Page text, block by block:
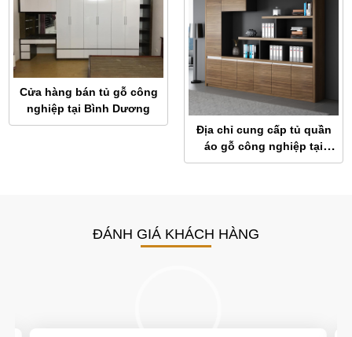
Cửa hàng bán tủ gỗ công
nghiệp tại Bình Dương
Địa chỉ cung cấp tủ quần
áo gỗ công nghiệp tại
Thuận An
ĐÁNH GIÁ KHÁCH HÀNG